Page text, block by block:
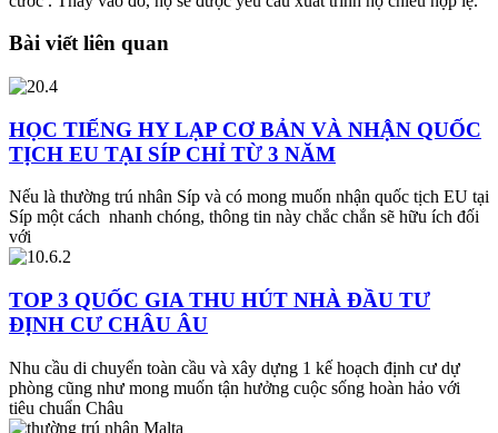
Bài viết liên quan
HỌC TIẾNG HY LẠP CƠ BẢN VÀ NHẬN QUỐC
TỊCH EU TẠI SÍP CHỈ TỪ 3 NĂM
Nếu là thường trú nhân Síp và có mong muốn nhận quốc tịch EU tại
Síp một cách nhanh chóng, thông tin này chắc chắn sẽ hữu ích đối
với
TOP 3 QUỐC GIA THU HÚT NHÀ ĐẦU TƯ
ĐỊNH CƯ CHÂU ÂU
Nhu cầu di chuyển toàn cầu và xây dựng 1 kế hoạch định cư dự
phòng cũng như mong muốn tận hưởng cuộc sống hoàn hảo với
tiêu chuẩn Châu